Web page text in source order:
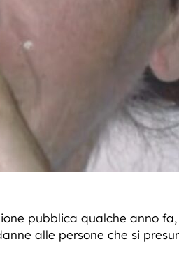
pubblica qualche anno fa,
alle persone che si